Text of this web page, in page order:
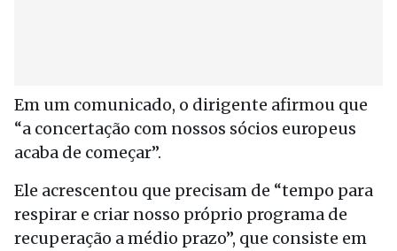
Em um comunicado, o dirigente afirmou que
“a concertação com nossos sócios europeus
acaba de começar”.
Ele acrescentou que precisam de “tempo para
respirar e criar nosso próprio programa de
recuperação a médio prazo”, que consiste em